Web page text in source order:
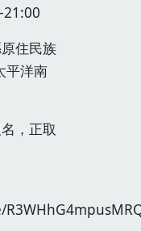
住民族
平洋南
，正取